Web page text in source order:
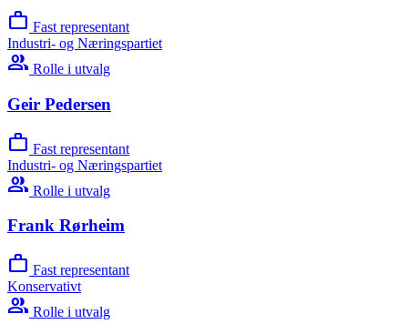
work Fast representant
Industri- og Næringspartiet
group Rolle i utvalg
Geir Pedersen
work Fast representant
Industri- og Næringspartiet
group Rolle i utvalg
Frank Rørheim
work Fast representant
Konservativt
group Rolle i utvalg